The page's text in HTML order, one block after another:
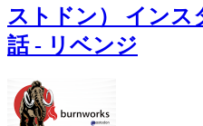
ストドン） インス
話 - リベンジ